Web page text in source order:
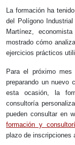
La formación ha
del Polígono
Martínez,
mostrado cómo
ejercicios prácticos
Para el próximo
preparando un nuevo
esta ocasión, la
consultoría
pueden consultar en
formación y
plazo de inscripciones